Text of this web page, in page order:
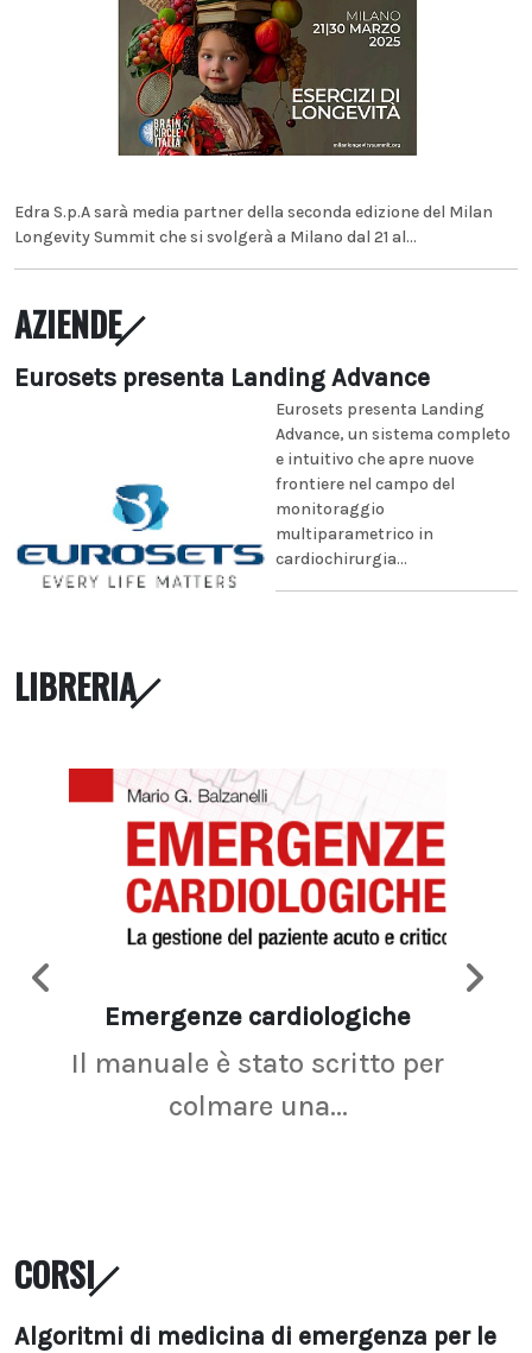
Edra S.p.A sarà media partner della seconda edizione del Milan
Longevity Summit che si svolgerà a Milano dal 21 al...
AZIENDE
Eurosets presenta Landing Advance
Eurosets presenta Landing
Advance, un sistema completo
e intuitivo che apre nuove
frontiere nel campo del
monitoraggio
multiparametrico in
cardiochirurgia...
LIBRERIA
Emergenze cardiologiche
Il manuale è stato scritto per
colmare una...
CORSI
Algoritmi di medicina di emergenza per le